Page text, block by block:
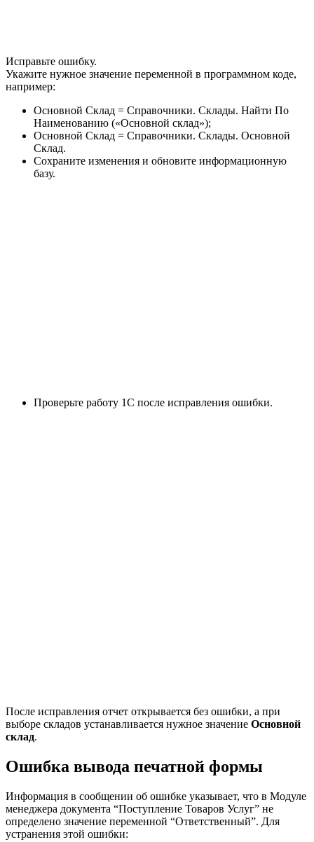
Исправьте ошибку.
Укажите нужное значение переменной в программном коде,
например:
Основной Склад = Справочники. Склады. Найти По
Наименованию («Основной склад»);
Основной Склад = Справочники. Склады. Основной
Склад.
Сохраните изменения и обновите информационную
базу.
Проверьте работу 1С после исправления ошибки.
После исправления отчет открывается без ошибки, а при
выборе складов устанавливается нужное значение Основной
склад.
Ошибка вывода печатной формы
Информация в сообщении об ошибке указывает, что в Модуле
менеджера документа “Поступление Товаров Услуг” не
определено значение переменной “Ответственный”. Для
устранения этой ошибки: